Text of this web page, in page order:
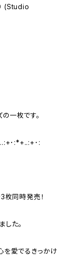
(Studio
一枚です。
･:*+..:+･:
枚同時発売！
た。
を愛でるきっかけ